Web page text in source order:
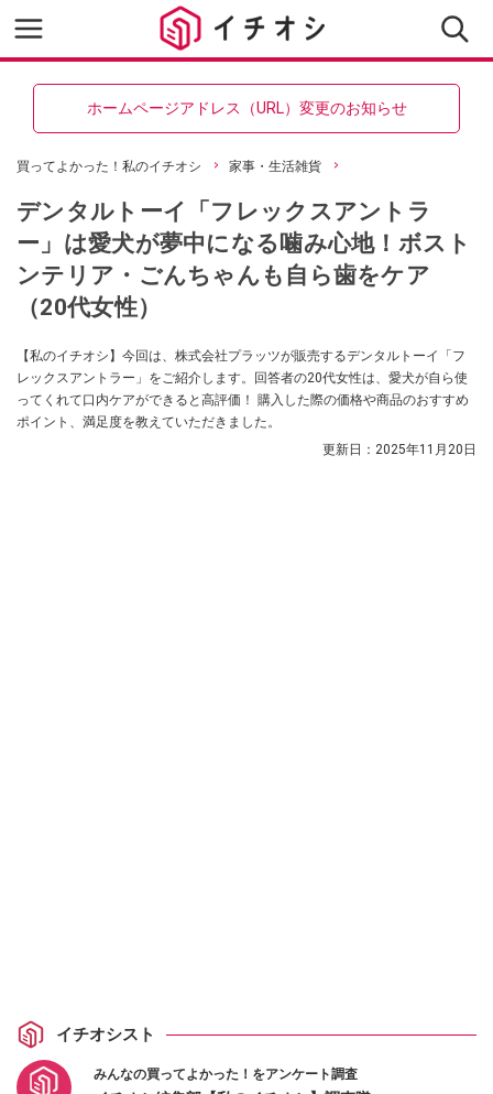
ホームページアドレス（URL）変更のお知らせ
買ってよかった！私のイチオシ 家事・生活雑貨
デンタルトーイ「フレックスアントラ
ー」は愛犬が夢中になる噛み心地！ボスト
ンテリア・ごんちゃんも自ら歯をケア
（20代女性）
【私のイチオシ】今回は、株式会社プラッツが販売するデンタルトーイ「フ
レックスアントラー」をご紹介します。回答者の20代女性は、愛犬が自ら使
ってくれて口内ケアができると高評価！ 購入した際の価格や商品のおすすめ
ポイント、満足度を教えていただきました。
更新日： 2025年11月20日
イチオシスト
みんなの買ってよかった！をアンケート調査